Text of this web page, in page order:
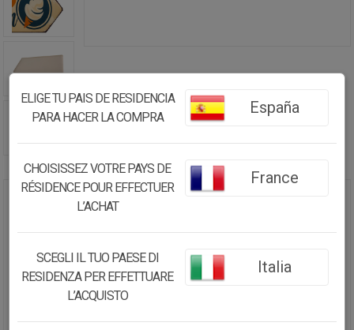
PLACA DE METAL COLOR CREMA
20X42X1
15.13€
ELIGE TU PAIS DE RESIDENCIA
PARA HACER LA COMPRA
España
CHOISISSEZ VOTRE PAYS DE
RÉSIDENCE POUR EFFECTUER
L’ACHAT
France
SCEGLI IL TUO PAESE DI
RESIDENZA PER EFFETTUARE
L’ACQUISTO
Italia